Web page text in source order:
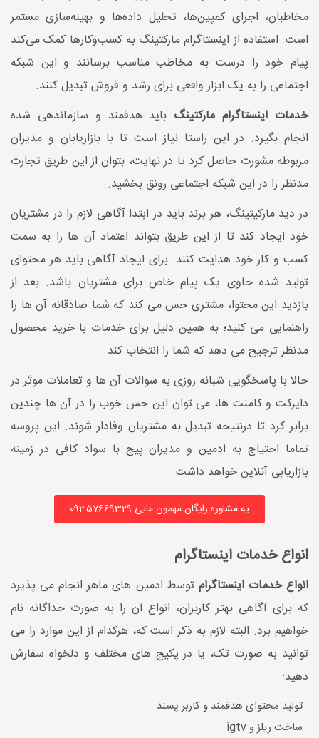
مخاطبان، اجرای کمپین‌ها، تحلیل داده‌ها و بهینه‌سازی مستمر
است. استفاده از اینستاگرام مارکتینگ به کسب‌وکارها کمک می‌کند
پیام خود را درست به مخاطب مناسب برسانند و این شبکه
اجتماعی را به یک ابزار واقعی برای رشد و فروش تبدیل کنند.
خدمات اینستاگرام مارکتینگ باید هدفمند و سازماندهی شده
انجام بگیرد. در این راستا نیاز است تا با بازاریابان و مدیران
مربوطه مشورت حاصل کرد تا در نهایت، بتوان از این طریق تجارت
مدنظر را در این شبکه اجتماعی رونق بخشید.
در دید مارکیتینگ، هر برند باید در ابتدا آگاهی لازم را در مشتریان
خود ایجاد کند تا از این طریق بتواند اعتماد آن ها را به سمت
کسب و کار خود هدایت کنند. برای ایجاد آگاهی باید هر محتوای
تولید شده حاوی یک پیام خاص برای مشتریان باشد. بعد از
بازدید این محتوا، مشتری حس می کند که شما صادقانه آن ها را
راهنمایی می کنید؛ به همین دلیل برای خدمات با خرید محصول
مدنظر ترجیح می دهد که شما را انتخاب کند.
حالا با پاسخگویی شبانه روزی به سوالات آن ها و تعاملات موثر در
دایرکت و کامنت ها، می توان این حس خوب را در آن ها چندین
برابر کرد تا درنتیجه تبدیل به مشتریان وفادار شوند. این پروسه
تماما احتیاج به ادمین و مدیران پیج با سواد کافی در زمینه
بازاریابی آنلاین خواهد داشت.
یه مشاوره رایگان مهمون مایی 09357669329
انواع خدمات اینستاگرام
انواع خدمات اینستاگرام توسط ادمین های ماهر انجام می پذیرد
که برای آگاهی بهتر کاربران، انواع آن را به صورت جداگانه نام
خواهیم برد. البته لازم به ذکر است که، هرکدام از این موارد را می
توانید به صورت تک، یا در پکیج های مختلف و دلخواه سفارش
دهید:
تولید محتوای هدفمند و کاربر پسند
ساخت ریلز و igtv